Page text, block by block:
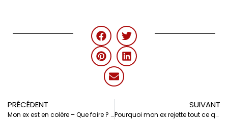
PRÉCÉDENT
Mon ex est en colère – Que faire ? (stratégies et erreurs à éviter)
SUIVANT
Pourquoi mon ex rejette tout ce qu’on a vécu ?